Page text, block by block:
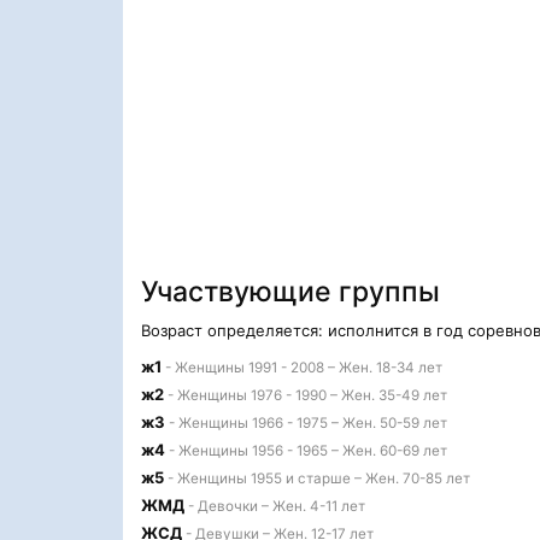
Участвующие группы
Возраст определяется: исполнится в год
ж1 - Женщины 1991 - 2008 – Жен. 18-34 лет
ж2 - Женщины 1976 - 1990 – Жен. 35-49 лет
ж3 - Женщины 1966 - 1975 – Жен. 50-59 лет
ж4 - Женщины 1956 - 1965 – Жен. 60-69 лет
ж5 - Женщины 1955 и старше – Жен. 70-85 лет
ЖМД - Девочки – Жен. 4-11 лет
ЖСД - Девушки – Жен. 12-17 лет